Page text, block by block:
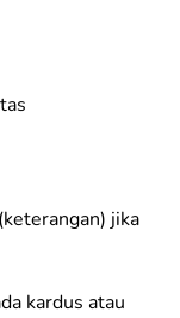
jika
kardus atau